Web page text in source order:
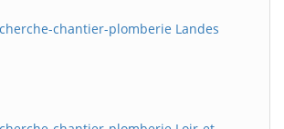
chantier-plomberie Landes